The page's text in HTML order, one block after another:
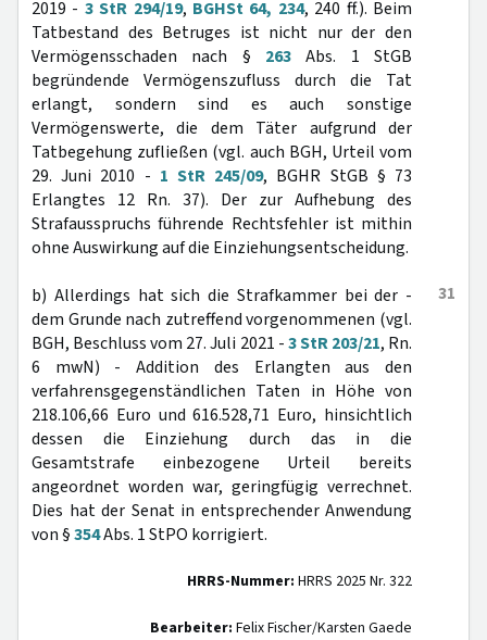
2019 - 3 StR 294/19, BGHSt 64, 234, 240 ff.). Beim
Tatbestand des Betruges ist nicht nur der den
Vermögensschaden nach § 263 Abs. 1 StGB
begründende Vermögenszufluss durch die Tat
erlangt, sondern sind es auch sonstige
Vermögenswerte, die dem Täter aufgrund der
Tatbegehung zufließen (vgl. auch BGH, Urteil vom
29. Juni 2010 - 1 StR 245/09, BGHR StGB § 73
Erlangtes 12 Rn. 37). Der zur Aufhebung des
Strafausspruchs führende Rechtsfehler ist mithin
ohne Auswirkung auf die Einziehungsentscheidung.
31
b) Allerdings hat sich die Strafkammer bei der -
dem Grunde nach zutreffend vorgenommenen (vgl.
BGH, Beschluss vom 27. Juli 2021 -3 StR 203/21, Rn.
6 mwN) - Addition des Erlangten aus den
verfahrensgegenständlichen Taten in Höhe von
218.106,66 Euro und 616.528,71 Euro, hinsichtlich
dessen die Einziehung durch das in die
Gesamtstrafe einbezogene Urteil bereits
angeordnet worden war, geringfügig verrechnet.
Dies hat der Senat in entsprechender Anwendung
von §354Abs. 1 StPO korrigiert.
HRRS-Nummer: HRRS 2025 Nr. 322
Bearbeiter: Felix Fischer/Karsten Gaede